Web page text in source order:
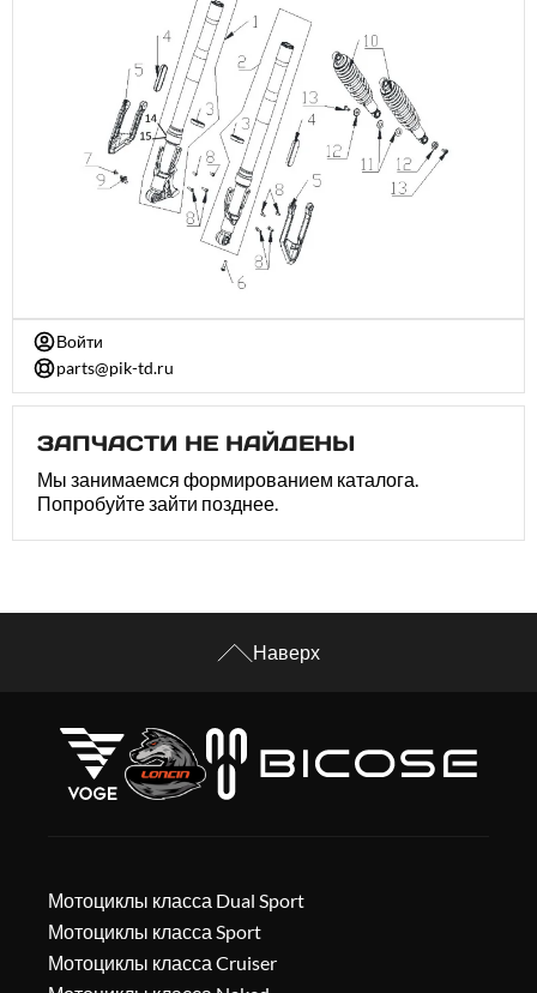
Войти
parts@pik-td.ru
ЗАПЧАСТИ НЕ НАЙДЕНЫ
Мы занимаемся формированием каталога.
Попробуйте зайти позднее.
Наверх
Мотоциклы класса Dual Sport
Мотоциклы класса Sport
Мотоциклы класса Cruiser